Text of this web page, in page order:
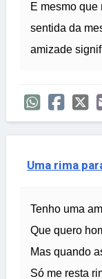
E mesmo
sentida da
amizade
Uma rima
Tenho uma
Que quero
Mas quando
Só me resta